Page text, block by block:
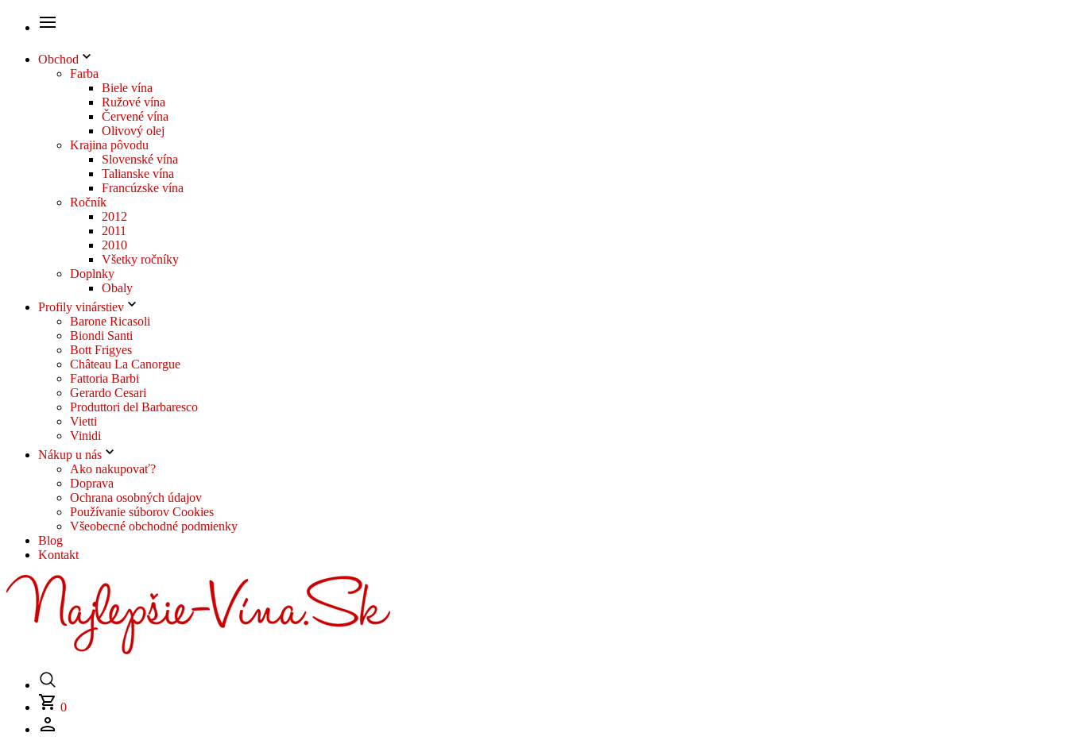
Obchod
Farba
Biele vína
Ružové vína
Červené vína
Olivový olej
Krajina pôvodu
Slovenské vína
Talianske vína
Francúzske vína
Ročník
2012
2011
2010
Všetky ročníky
Doplnky
Obaly
Profily vinárstiev
Barone Ricasoli
Biondi Santi
Bott Frigyes
Château La Canorgue
Fattoria Barbi
Gerardo Cesari
Produttori del Barbaresco
Vietti
Vinidi
Nákup u nás
Ako nakupovať?
Doprava
Ochrana osobných údajov
Používanie súborov Cookies
Všeobecné obchodné podmienky
Blog
Kontakt
0